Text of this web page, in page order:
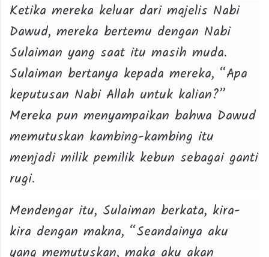
Ketika mereka keluar dari majelis Nabi
Dawud, mereka bertemu dengan Nabi
Sulaiman yang saat itu masih muda.
Sulaiman bertanya kepada mereka, “Apa
keputusan Nabi Allah untuk kalian?”
Mereka pun menyampaikan bahwa Dawud
memutuskan kambing-kambing itu
menjadi milik pemilik kebun sebagai ganti
rugi.
Mendengar itu, Sulaiman berkata, kira-
kira dengan makna, “Seandainya aku